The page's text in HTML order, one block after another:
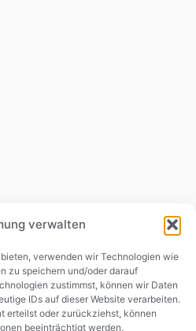
verwalten
verwenden wir Technologien wie
zu speichern und/oder darauf
zustimmst, können wir Daten
IDs auf dieser Website verarbeiten.
erteilst oder zurückziehst, können
beeinträchtigt werden.